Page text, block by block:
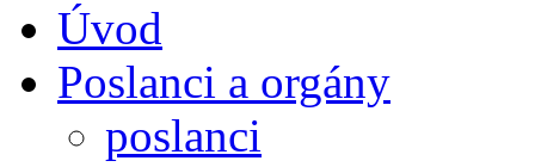
Úvod
Poslanci a orgány
poslanci